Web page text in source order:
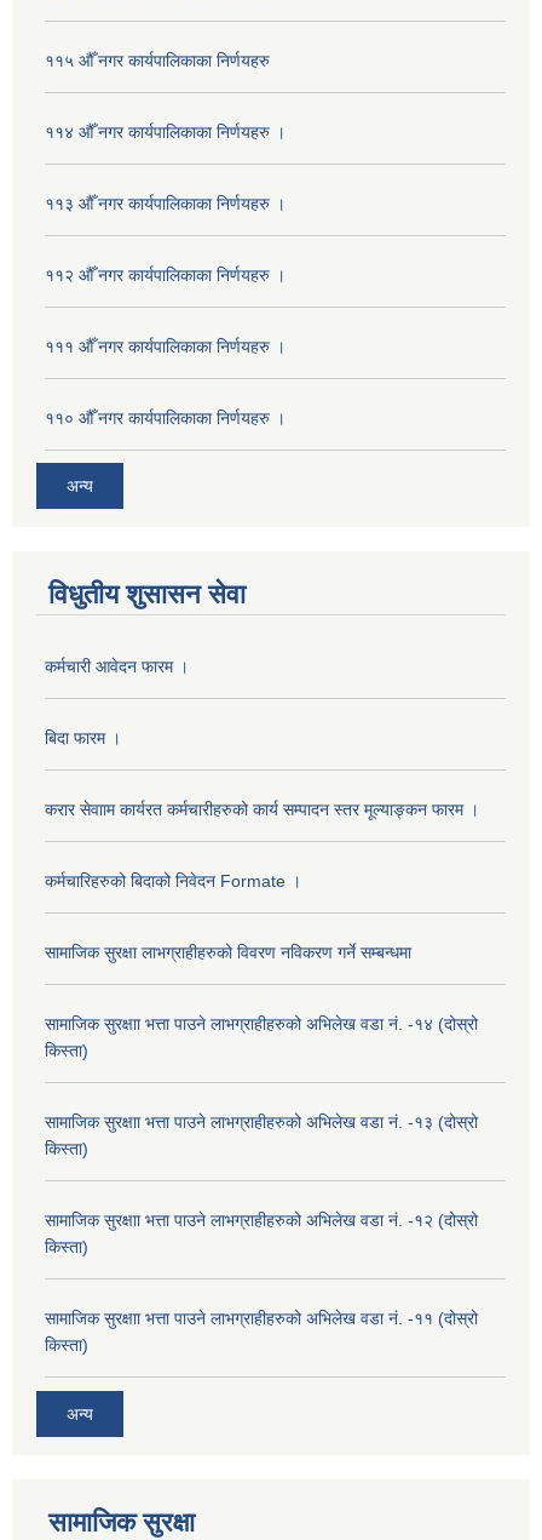
११५ औँ नगर कार्यपालिकाका निर्णयहरु
११४ औँ नगर कार्यपालिकाका निर्णयहरु ।
११३ औँ नगर कार्यपालिकाका निर्णयहरु ।
११२ औँ नगर कार्यपालिकाका निर्णयहरु ।
१११ औँ नगर कार्यपालिकाका निर्णयहरु ।
११० औँ नगर कार्यपालिकाका निर्णयहरु ।
अन्य
विधुतीय शुसासन सेवा
कर्मचारी आवेदन फारम ।
बिदा फारम ।
करार सेवााम कार्यरत कर्मचारीहरुको कार्य सम्पादन स्तर मूल्याङ्कन फारम ।
कर्मचारिहरुको बिदाको निवेदन Formate ।
सामाजिक सुरक्षा लाभग्राहीहरुको विवरण नविकरण गर्ने सम्बन्धमा
सामाजिक सुरक्षाा भत्ता पाउने लाभग्राहीहरुको अभिलेख वडा नं. -१४ (दोस्रो
किस्ता)
सामाजिक सुरक्षाा भत्ता पाउने लाभग्राहीहरुको अभिलेख वडा नं. -१३ (दोस्रो
किस्ता)
सामाजिक सुरक्षाा भत्ता पाउने लाभग्राहीहरुको अभिलेख वडा नं. -१२ (दोस्रो
किस्ता)
सामाजिक सुरक्षाा भत्ता पाउने लाभग्राहीहरुको अभिलेख वडा नं. -११ (दोस्रो
किस्ता)
अन्य
सामाजिक सुरक्षा